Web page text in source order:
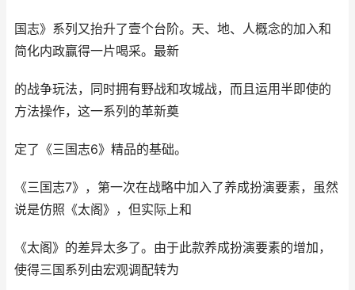
国志》系列又抬升了壹个台阶。天、地、人概念的加入和
简化内政赢得一片喝采。最新
的战争玩法，同时拥有野战和攻城战，而且运用半即使的
方法操作，这一系列的革新奠
定了《三国志6》精品的基础。
《三国志7》，第一次在战略中加入了养成扮演要素，虽然
说是仿照《太阁》，但实际上和
《太阁》的差异太多了。由于此款养成扮演要素的增加，
使得三国系列由宏观调配转为